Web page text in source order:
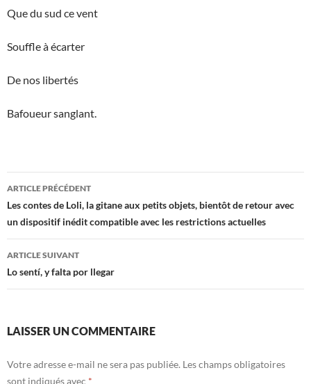
Que du sud ce vent
Souffle à écarter
De nos libertés
Bafoueur sanglant.
Navigation
des
articles
ARTICLE PRÉCÉDENT
Les contes de Loli, la gitane aux petits objets, bientôt de retour avec
un dispositif inédit compatible avec les restrictions actuelles
ARTICLE SUIVANT
Lo sentí, y falta por llegar
LAISSER UN COMMENTAIRE
Votre adresse e-mail ne sera pas publiée. Les champs obligatoires
sont indiqués avec *